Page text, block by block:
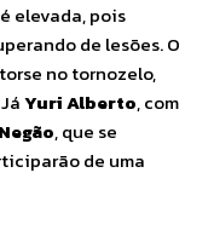
elevada, pois
de lesões. O
no tornozelo,
Yuri Alberto, com
, que se
de uma